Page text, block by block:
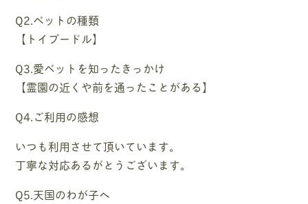
Q2.ペットの種類
【トイプードル】
Q3.愛ペットを知ったきっかけ
【霊園の近くや前を通ったことがある】
Q4.ご利用の感想
いつも利用させて頂いています。
丁寧な対応あるがとうございます。
Q5.天国のわが子へ